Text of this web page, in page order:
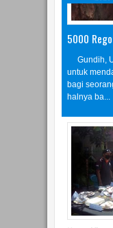
5000
Gundih,
untuk
bagi
halnya ba...